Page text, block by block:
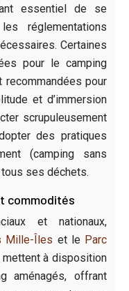
essentiel de se
réglementations
Certaines
pour le camping
recommandées pour
et d’immersion
scrupuleusement
des pratiques
(camping sans
ses déchets.
commodités
et nationaux,
Mille-Îles et le Parc
mettent à disposition
aménagés, offrant